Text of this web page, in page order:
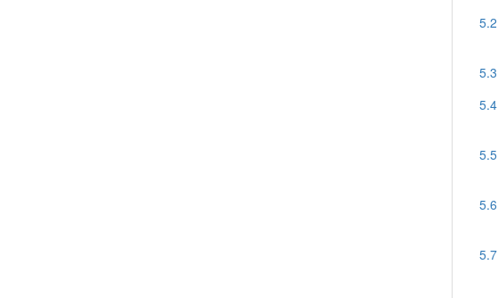
5.2
5.3
5.4
5.5
5.6
5.7